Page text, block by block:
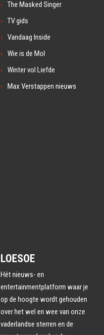
The Masked Singer
TV gids
Vandaag Inside
Wie is de Mol
Winter vol Liefde
Max Verstappen nieuws
LOESOE
Hét nieuws- en
entertainmentplatform waar je
op de hoogte wordt gehouden
over het wel en wee van onze
vaderlandse sterren en de